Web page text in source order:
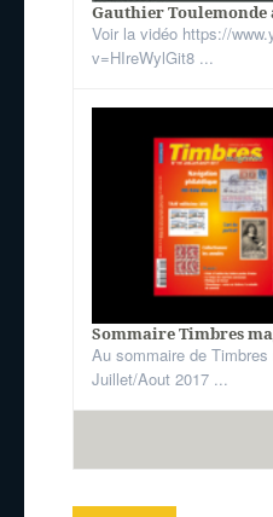
Gauthier Toulemonde
Voir la vidéo https://
v=HIreWylGit8 ...
Sommaire Timbres
Au sommaire de Timbres
Juillet/Aout 2017 ...